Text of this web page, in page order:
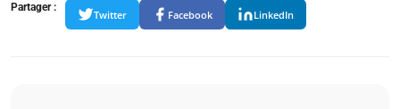
Partager :
Twitter Facebook LinkedIn